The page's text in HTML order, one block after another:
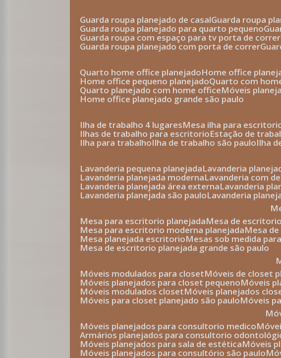
guarda roupa planejado de casal
guarda roupa
guarda roupa planejado para quarto pequeno
guarda roupa com espaço para tv porta de correr
guarda roupa planejado com porta de correr
quarto home office planejado
home office
home office pequeno planejado quarto com
quarto planejado com home office móveis
home office planejado grande são paulo
ilha de trabalho 4 lugares
mesa ilha para
ilhas de trabalho para escritorio estação de
ilha para trabalho ilha de trabalho são paulo ilha
lavanderia pequena planejada lavanderia
lavanderia planejada moderna lavanderia com
lavanderia planejada área externa lavanderia
lavanderia planejada são paulo lavanderia
mesa para escritorio planejada
mesa de
mesa para escritorio moderna planejada mesa
mesa planejada escritorio mesas sob medida
mesa de escritorio planejada grande são paulo
móveis modulados para closet
móveis de closet
móveis planejados para closet pequeno móveis
móveis modulados closet móveis planejados
móveis para closet planejado são paulo
móveis
móveis planejados para consultorio medico
armários planejados para consultorio
móveis planejados para sala de estética móveis
móveis planejados para consultório são paulo